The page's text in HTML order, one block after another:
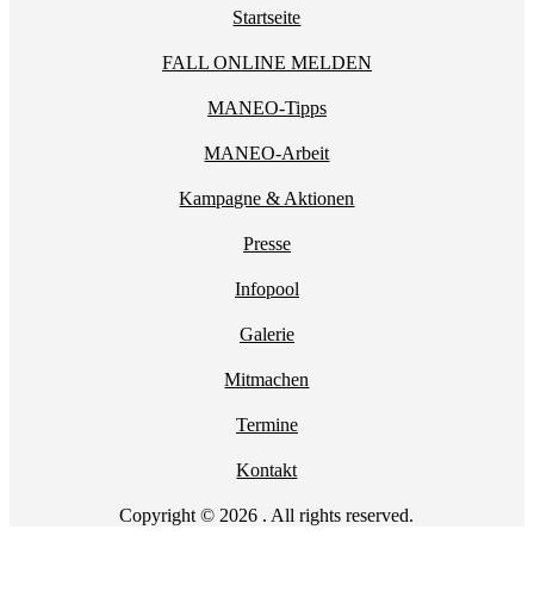
Startseite
FALL ONLINE MELDEN
MANEO-Tipps
MANEO-Arbeit
Kampagne & Aktionen
Presse
Infopool
Galerie
Mitmachen
Termine
Kontakt
Copyright © 2026 . All rights reserved.